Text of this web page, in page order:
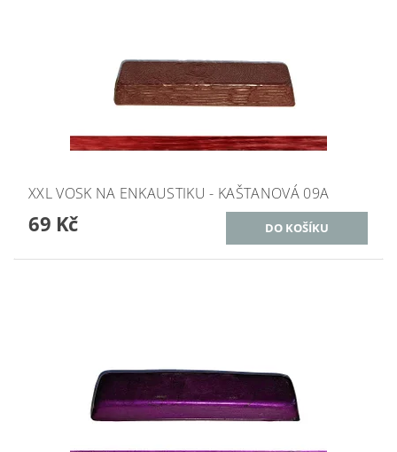
XXL VOSK NA ENKAUSTIKU - KAŠTANOVÁ 09A
69 Kč